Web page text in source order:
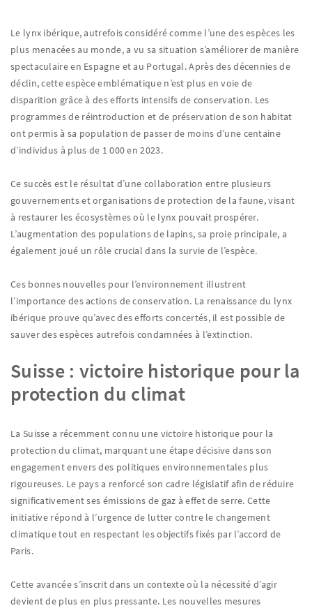
Le lynx ibérique, autrefois considéré comme l’une des espèces les
plus menacées au monde, a vu sa situation s’améliorer de manière
spectaculaire en Espagne et au Portugal. Après des décennies de
déclin, cette espèce emblématique n’est plus en voie de
disparition grâce à des efforts intensifs de conservation. Les
programmes de réintroduction et de préservation de son habitat
ont permis à sa population de passer de moins d’une centaine
d’individus à plus de 1 000 en 2023.
Ce succès est le résultat d’une collaboration entre plusieurs
gouvernements et organisations de protection de la faune, visant
à restaurer les écosystèmes où le lynx pouvait prospérer.
L’augmentation des populations de lapins, sa proie principale, a
également joué un rôle crucial dans la survie de l’espèce.
Ces bonnes nouvelles pour l’environnement illustrent
l’importance des actions de conservation. La renaissance du lynx
ibérique prouve qu’avec des efforts concertés, il est possible de
sauver des espèces autrefois condamnées à l’extinction.
Suisse : victoire historique pour la
protection du climat
La Suisse a récemment connu une victoire historique pour la
protection du climat, marquant une étape décisive dans son
engagement envers des politiques environnementales plus
rigoureuses. Le pays a renforcé son cadre législatif afin de réduire
significativement ses émissions de gaz à effet de serre. Cette
initiative répond à l’urgence de lutter contre le changement
climatique tout en respectant les objectifs fixés par l’accord de
Paris.
Cette avancée s’inscrit dans un contexte où la nécessité d’agir
devient de plus en plus pressante. Les nouvelles mesures